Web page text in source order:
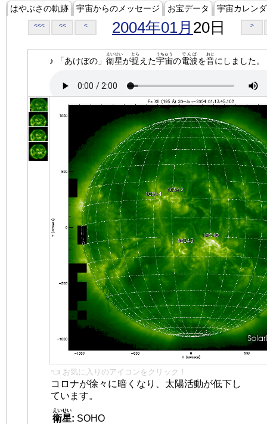
はやぶさの軌跡 宇宙からのメッセージ お宝データ 宇宙カレン
<<< << < 2004年01月 20日 >
♪ 「あけぼの」 衛星
えいせい
が捉
とら
えた宇宙
うちゅう
の電波
でんぱ
を音
おと
にしました。
👈 お気に入りのアイコンをクリック！
コロナが徐々に暗くなり、太陽活動が低下し
ています。
衛星
えいせい
: SOHO